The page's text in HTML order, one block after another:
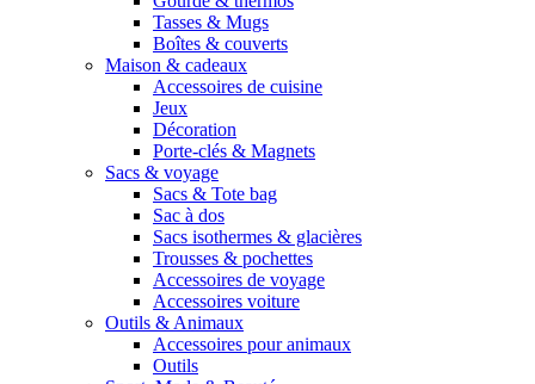
Tasses & Mugs
Boîtes & couverts
Maison & cadeaux
Accessoires de cuisine
Jeux
Décoration
Porte-clés & Magnets
Sacs & voyage
Sacs & Tote bag
Sac à dos
Sacs isothermes & glacières
Trousses & pochettes
Accessoires de voyage
Accessoires voiture
Outils & Animaux
Accessoires pour animaux
Outils